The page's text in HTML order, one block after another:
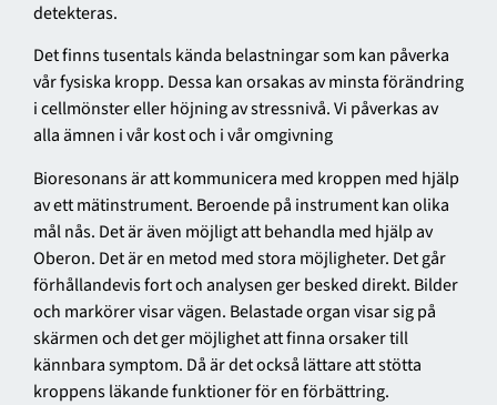
detekteras.
Det finns tusentals kända belastningar som kan påverka
vår fysiska kropp. Dessa kan orsakas av minsta förändring
i cellmönster eller höjning av stressnivå. Vi påverkas av
alla ämnen i vår kost och i vår omgivning
Bioresonans är att kommunicera med kroppen med hjälp
av ett mätinstrument. Beroende på instrument kan olika
mål nås. Det är även möjligt att behandla med hjälp av
Oberon. Det är en metod med stora möjligheter. Det går
förhållandevis fort och analysen ger besked direkt. Bilder
och markörer visar vägen. Belastade organ visar sig på
skärmen och det ger möjlighet att finna orsaker till
kännbara symptom. Då är det också lättare att stötta
kroppens läkande funktioner för en förbättring.